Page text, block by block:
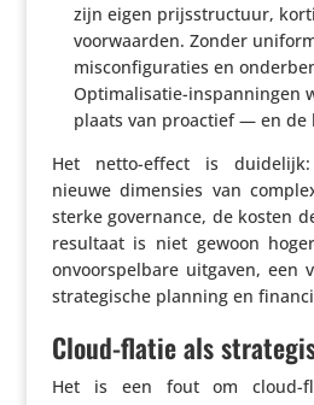
zijn eigen prijs­struc­tuur,
voor­waarden. Zonder
miscon­fi­gu­ra­ties en
Opti­ma­li­satie-inspan­ningen
plaats van proactief — en de
Het netto-effect is
nieuwe dimensies van
sterke gover­nance, de kosten
resultaat is niet gewoon
onvoor­spel­bare uitgaven, een
stra­te­gi­sche planning en
Cloud-flatie als
Het is een fout om cloud-